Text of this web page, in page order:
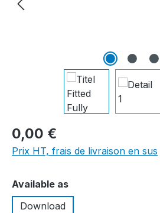
0,00 €
Prix HT, frais de livraison en sus
Sélectionnez
Available as
Download